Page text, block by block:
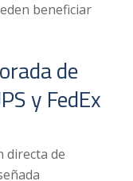
beneficiar
de
y FedEx
directa de